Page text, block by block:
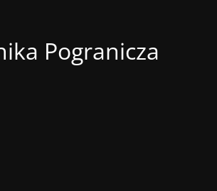
Pogranicza